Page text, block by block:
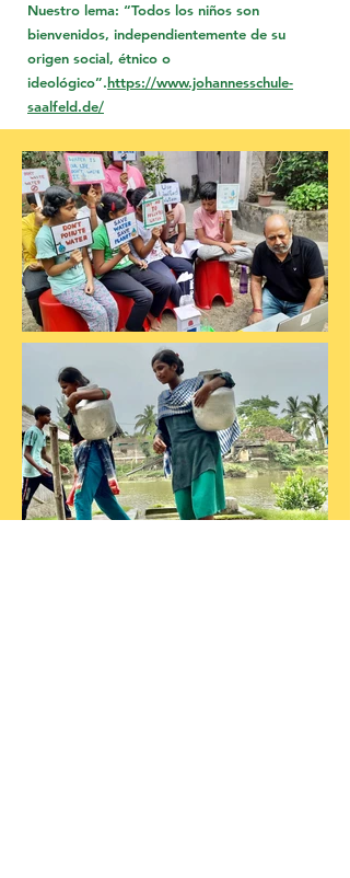
Nuestro lema: “Todos los niños son
bienvenidos, independientemente de su
origen social, étnico o
ideológico”.https://www.johannesschule-
saalfeld.de/